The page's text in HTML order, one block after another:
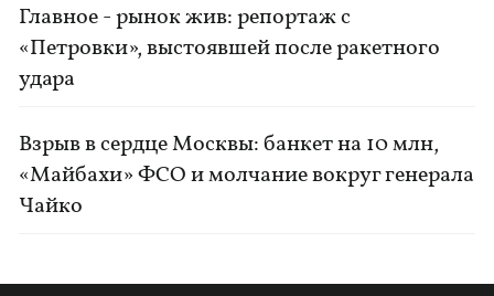
Главное - рынок жив: репортаж с
«Петровки», выстоявшей после ракетного
удара
Взрыв в сердце Москвы: банкет на 10 млн,
«Майбахи» ФСО и молчание вокруг генерала
Чайко